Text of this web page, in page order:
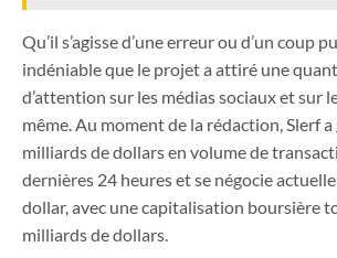
Qu’il s’agisse d’une erreur ou d’un coup
indéniable que le projet a attiré une
d’attention sur les médias sociaux et sur
même. Au moment de la rédaction, Slerf
milliards de dollars en volume de
dernières 24 heures et se négocie
dollar, avec une capitalisation boursière
milliards de dollars.